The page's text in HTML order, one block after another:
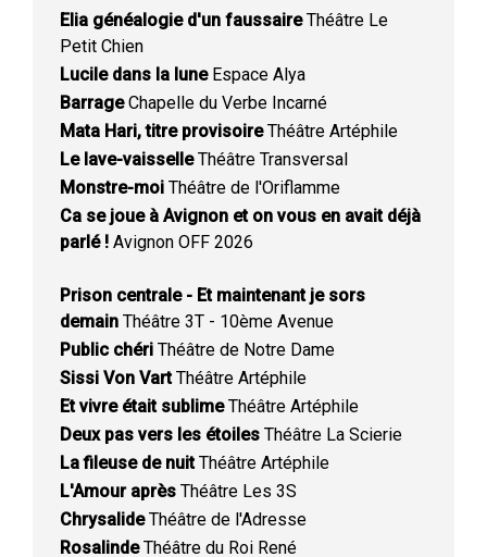
Elia généalogie d'un faussaireThéâtre Le
Petit Chien
Lucile dans la luneEspace Alya
BarrageChapelle du Verbe Incarné
Mata Hari, titre provisoireThéâtre Artéphile
Le lave-vaisselleThéâtre Transversal
Monstre-moi Théâtre de l'Oriflamme
Ca se joue à Avignon et on vous en avait déjà
parlé ! Avignon OFF 2026
Prison centrale - Et maintenant je sors
demain Théâtre 3T - 10ème Avenue
Public chéri Théâtre de Notre Dame
Sissi Von VartThéâtre Artéphile
Et vivre était sublimeThéâtre Artéphile
Deux pas vers les étoiles Théâtre La Scierie
La fileuse de nuitThéâtre Artéphile
L'Amour après Théâtre Les 3S
ChrysalideThéâtre de l'Adresse
RosalindeThéâtre du Roi René